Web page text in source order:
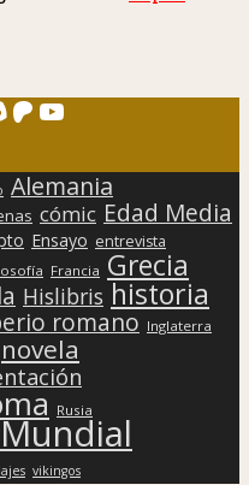
Patreon
YouTube
Alemania
cómic Edad Media
Ensayo entrevista
Francia Grecia
Hislibris historia
romano Inglaterra
novela
Rusia
vikingos